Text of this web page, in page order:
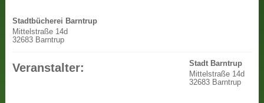
Stadtbücherei Barntrup
Mittelstraße 14d
32683 Barntrup
Veranstalter:
Stadt Barntrup
Mittelstraße 14d
32683 Barntrup